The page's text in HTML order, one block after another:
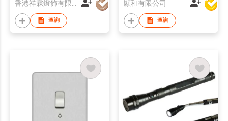
查詢
顯和有限公司
查詢